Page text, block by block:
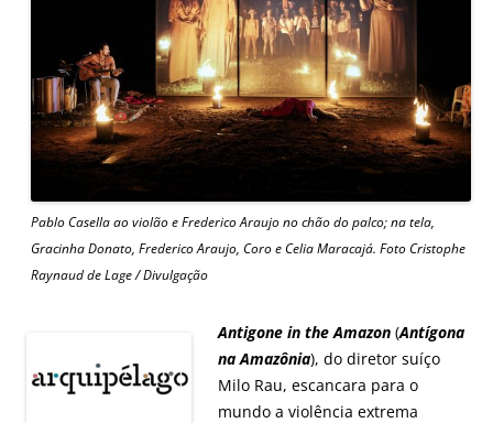
Pablo Casella ao violão e Frederico Araujo no chão do palco; na tela,
Gracinha Donato, Frederico Araujo, Coro e Celia Maracajá. Foto Cristophe
Raynaud de Lage / Divulgação
Antigone in the Amazon (Antígona
na Amazônia), do diretor suíço
Milo Rau, escancara para o
mundo a violência extrema